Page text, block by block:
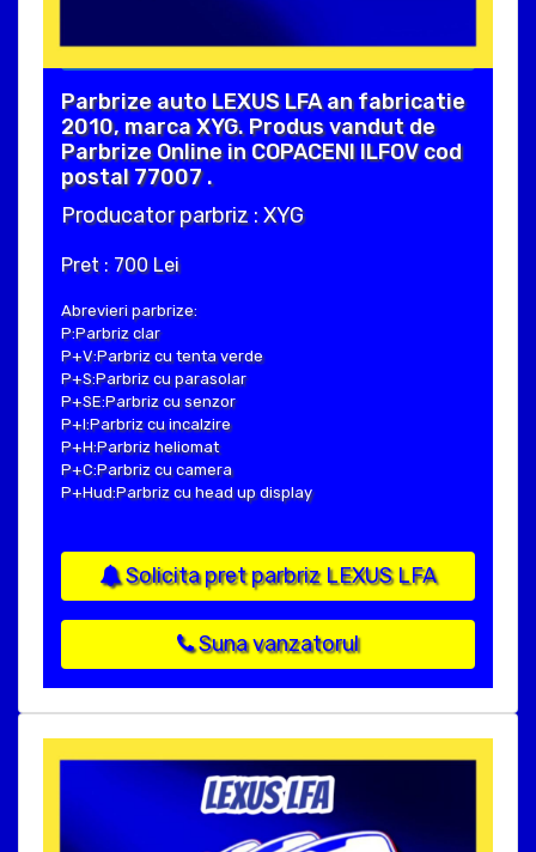
Parbrize auto LEXUS LFA an fabricatie
2010, marca XYG. Produs vandut de
Parbrize Online in COPACENI ILFOV cod
postal 77007 .
Producator parbriz : XYG
Pret : 700 Lei
Abrevieri parbrize:
P:Parbriz clar
P+V:Parbriz cu tenta verde
P+S:Parbriz cu parasolar
P+SE:Parbriz cu senzor
P+I:Parbriz cu incalzire
P+H:Parbriz heliomat
P+C:Parbriz cu camera
P+Hud:Parbriz cu head up display
Solicita pret parbriz LEXUS LFA
Suna vanzatorul